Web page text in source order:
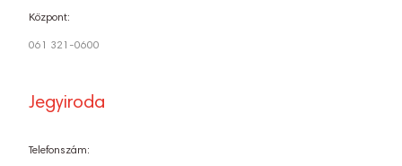
Központ:
061 321-0600
Jegyiroda
Telefonszám: